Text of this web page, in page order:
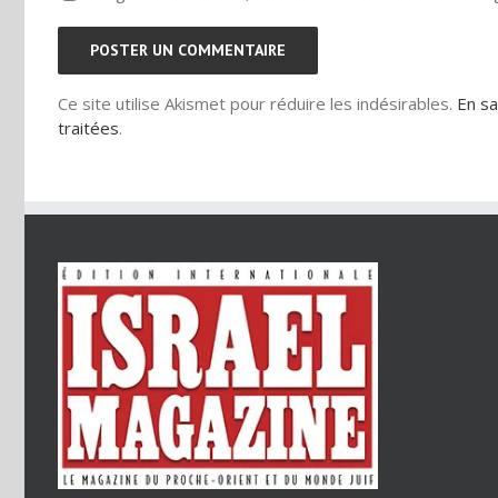
Ce site utilise Akismet pour réduire les indésirables. En
traitées.